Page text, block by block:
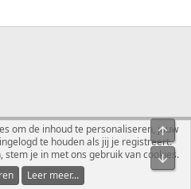
Privacybeleid Help
R
S
2026 XenForo Ltd.
om de inhoud te personaliseren, jouw
te houden als jij je registreert.
je in met ons gebruik van cookies.
Leer meer...